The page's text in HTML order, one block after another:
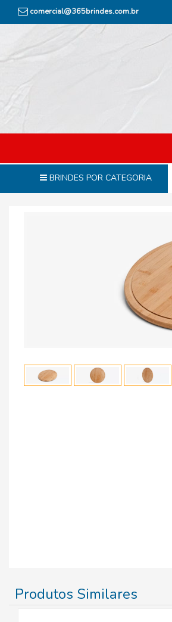
comercial@365brindes.com.br
BRINDES POR CATEGORIA
Produtos Similares